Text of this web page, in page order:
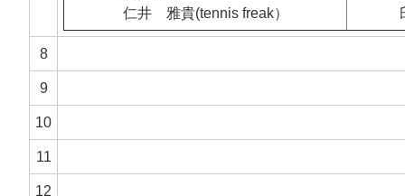
仁井 雅貴(tennis freak）
8
9
10
11
12